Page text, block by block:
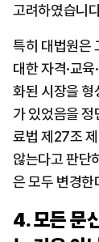
고려하였습니
특히 대법원은
대한 자격·교
화된 시장을 형
가 있었음을 정
료법 제27조
않는다고 판단
은 모두 변경
4. 모든 문